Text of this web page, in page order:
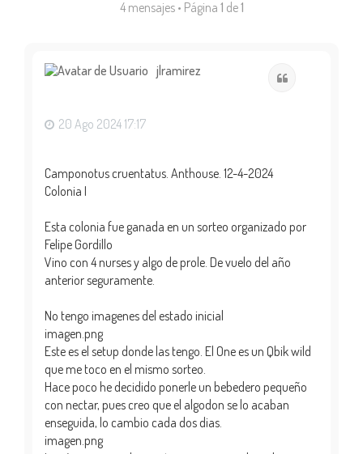
4 mensajes • Página 1 de1
jlramirez
20 Ago 2024 17:17
Camponotus cruentatus. Anthouse. 12-4-2024
Colonia I
Esta colonia fue ganada en un sorteo organizado por
Felipe Gordillo
Vino con 4 nurses y algo de prole. De vuelo del año
anterior seguramente.
No tengo imagenes del estado inicial
imagen.png
Este es el setup donde las tengo. El One es un Qbik wild
que me toco en el mismo sorteo.
Hace poco he decidido ponerle un bebedero pequeño
con nectar, pues creo que el algodon se lo acaban
enseguida, lo cambio cada dos dias.
imagen.png